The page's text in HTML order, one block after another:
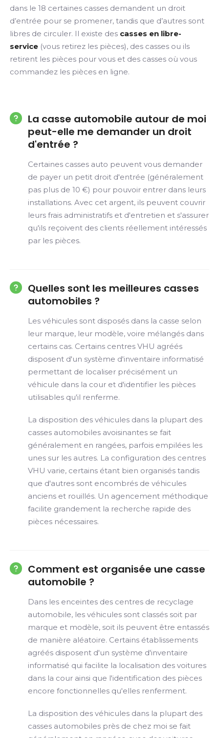
dans le 18 certaines casses demandent un droit
d’entrée pour se promener, tandis que d’autres sont
libres de circuler. Il existe des casses en libre-
service (vous retirez les pièces), des casses ou ils
retirent les pièces pour vous et des casses où vous
commandez les pièces en ligne.
La casse automobile autour de moi
peut-elle me demander un droit
d'entrée ?
Certaines casses auto peuvent vous demander
de payer un petit droit d'entrée (généralement
pas plus de 10 €) pour pouvoir entrer dans leurs
installations. Avec cet argent, ils peuvent couvrir
leurs frais administratifs et d'entretien et s'assurer
qu'ils reçoivent des clients réellement intéressés
par les pièces.
Quelles sont les meilleures casses
automobiles ?
Les véhicules sont disposés dans la casse selon
leur marque, leur modèle, voire mélangés dans
certains cas. Certains centres VHU agréés
disposent d'un système d'inventaire informatisé
permettant de localiser précisément un
véhicule dans la cour et d'identifier les pièces
utilisables qu'il renferme.
La disposition des véhicules dans la plupart des
casses automobiles avoisinantes se fait
généralement en rangées, parfois empilées les
unes sur les autres. La configuration des centres
VHU varie, certains étant bien organisés tandis
que d'autres sont encombrés de véhicules
anciens et rouillés. Un agencement méthodique
facilite grandement la recherche rapide des
pièces nécessaires.
Comment est organisée une casse
automobile ?
Dans les enceintes des centres de recyclage
automobile, les véhicules sont classés soit par
marque et modèle, soit ils peuvent être entassés
de manière aléatoire. Certains établissements
agréés disposent d'un système d'inventaire
informatisé qui facilite la localisation des voitures
dans la cour ainsi que l'identification des pièces
encore fonctionnelles qu'elles renferment.
La disposition des véhicules dans la plupart des
casses automobiles près de chez moi se fait